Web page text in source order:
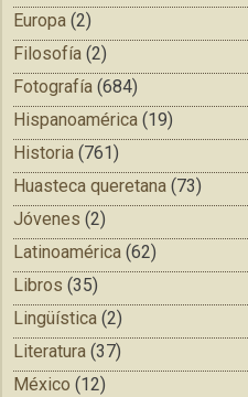
Europa (2)
Filosofía (2)
Fotografía (684)
Hispanoamérica (19)
Historia (761)
Huasteca queretana (73)
Jóvenes (2)
Latinoamérica (62)
Libros (35)
Lingüística (2)
Literatura (37)
México (12)